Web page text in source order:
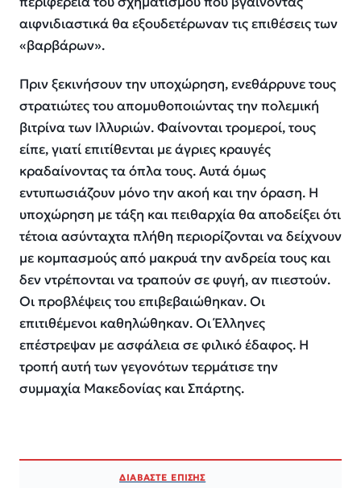
αιφνιδιαστικά θα εξουδετέρωναν τις επιθέσεις των
«βαρβάρων».
Πριν ξεκινήσουν την υποχώρηση, ενεθάρρυνε τους
στρατιώτες του απομυθοποιώντας την πολεμική
βιτρίνα των Ιλλυριών. Φαίνονται τρομεροί, τους
είπε, γιατί επιτίθενται με άγριες κραυγές
κραδαίνοντας τα όπλα τους. Aυτά όμως
εντυπωσιάζουν μόνο την ακοή και την όραση. Η
υποχώρηση με τάξη και πειθαρχία θα αποδείξει ότι
τέτοια ασύνταχτα πλήθη περιορίζονται να δείχνουν
με κομπασμούς από μακρυά την ανδρεία τους και
δεν ντρέπονται να τραπούν σε φυγή, αν πιεστούν.
Οι προβλέψεις του επιβεβαιώθηκαν. Οι
επιτιθέμενοι καθηλώθηκαν. Οι Έλληνες
επέστρεψαν με ασφάλεια σε φιλικό έδαφος. Η
τροπή αυτή των γεγονότων τερμάτισε την
συμμαχία Μακεδονίας και Σπάρτης.
ΔΙΑΒΑΣΤΕ ΕΠΙΣΗΣ